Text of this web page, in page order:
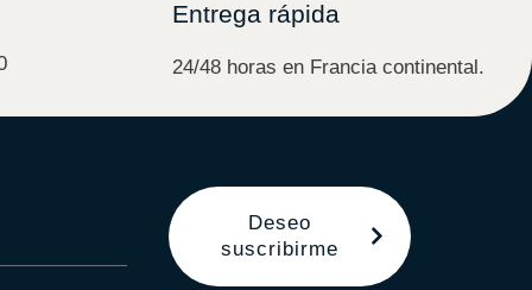
Entrega rápida
24/48 horas en Francia continental.
Deseo
suscribirme